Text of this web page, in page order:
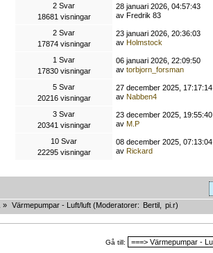
2 Svar
18681 visningar
28 januari 2026, 04:57:43
av Fredrik 83
2 Svar
17874 visningar
23 januari 2026, 20:36:03
av Holmstock
1 Svar
17830 visningar
06 januari 2026, 22:09:50
av torbjorn_forsman
5 Svar
20216 visningar
27 december 2025, 17:17:14
av Nabben4
3 Svar
20341 visningar
23 december 2025, 19:55:40
av M.P
10 Svar
22295 visningar
08 december 2025, 07:13:04
av Rickard
» Värmepumpar - Luft/luft(Moderatorer: Bertil, pi.r)
Gå till: